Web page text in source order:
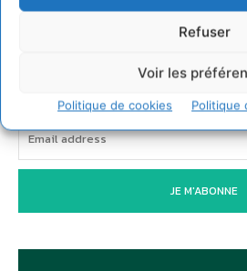
Refuser
Voir les
Politique de cookies Politique
JE M'ABONNE